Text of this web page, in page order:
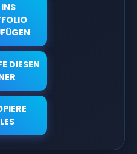
INS
DIESEN